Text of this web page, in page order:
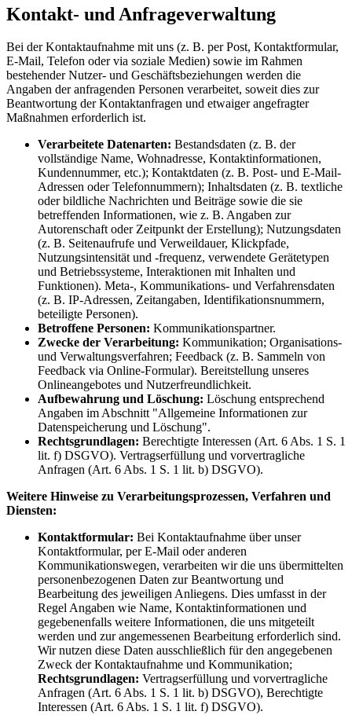
Kontakt- und Anfrageverwaltung
Bei der Kontaktaufnahme mit uns (z. B. per Post, Kontaktformular,
E-Mail, Telefon oder via soziale Medien) sowie im Rahmen
bestehender Nutzer- und Geschäftsbeziehungen werden die
Angaben der anfragenden Personen verarbeitet, soweit dies zur
Beantwortung der Kontaktanfragen und etwaiger angefragter
Maßnahmen erforderlich ist.
Verarbeitete Datenarten: Bestandsdaten (z. B. der
vollständige Name, Wohnadresse, Kontaktinformationen,
Kundennummer, etc.); Kontaktdaten (z. B. Post- und E-Mail-
Adressen oder Telefonnummern); Inhaltsdaten (z. B. textliche
oder bildliche Nachrichten und Beiträge sowie die sie
betreffenden Informationen, wie z. B. Angaben zur
Autorenschaft oder Zeitpunkt der Erstellung); Nutzungsdaten
(z. B. Seitenaufrufe und Verweildauer, Klickpfade,
Nutzungsintensität und -frequenz, verwendete Gerätetypen
und Betriebssysteme, Interaktionen mit Inhalten und
Funktionen). Meta-, Kommunikations- und Verfahrensdaten
(z. B. IP-Adressen, Zeitangaben, Identifikationsnummern,
beteiligte Personen).
Betroffene Personen: Kommunikationspartner.
Zwecke der Verarbeitung: Kommunikation; Organisations-
und Verwaltungsverfahren; Feedback (z. B. Sammeln von
Feedback via Online-Formular). Bereitstellung unseres
Onlineangebotes und Nutzerfreundlichkeit.
Aufbewahrung und Löschung: Löschung entsprechend
Angaben im Abschnitt "Allgemeine Informationen zur
Datenspeicherung und Löschung".
Rechtsgrundlagen: Berechtigte Interessen (Art. 6 Abs. 1 S. 1
lit. f) DSGVO). Vertragserfüllung und vorvertragliche
Anfragen (Art. 6 Abs. 1 S. 1 lit. b) DSGVO).
Weitere Hinweise zu Verarbeitungsprozessen, Verfahren und
Diensten:
Kontaktformular: Bei Kontaktaufnahme über unser
Kontaktformular, per E-Mail oder anderen
Kommunikationswegen, verarbeiten wir die uns übermittelten
personenbezogenen Daten zur Beantwortung und
Bearbeitung des jeweiligen Anliegens. Dies umfasst in der
Regel Angaben wie Name, Kontaktinformationen und
gegebenenfalls weitere Informationen, die uns mitgeteilt
werden und zur angemessenen Bearbeitung erforderlich sind.
Wir nutzen diese Daten ausschließlich für den angegebenen
Zweck der Kontaktaufnahme und Kommunikation;
Rechtsgrundlagen: Vertragserfüllung und vorvertragliche
Anfragen (Art. 6 Abs. 1 S. 1 lit. b) DSGVO), Berechtigte
Interessen (Art. 6 Abs. 1 S. 1 lit. f) DSGVO).